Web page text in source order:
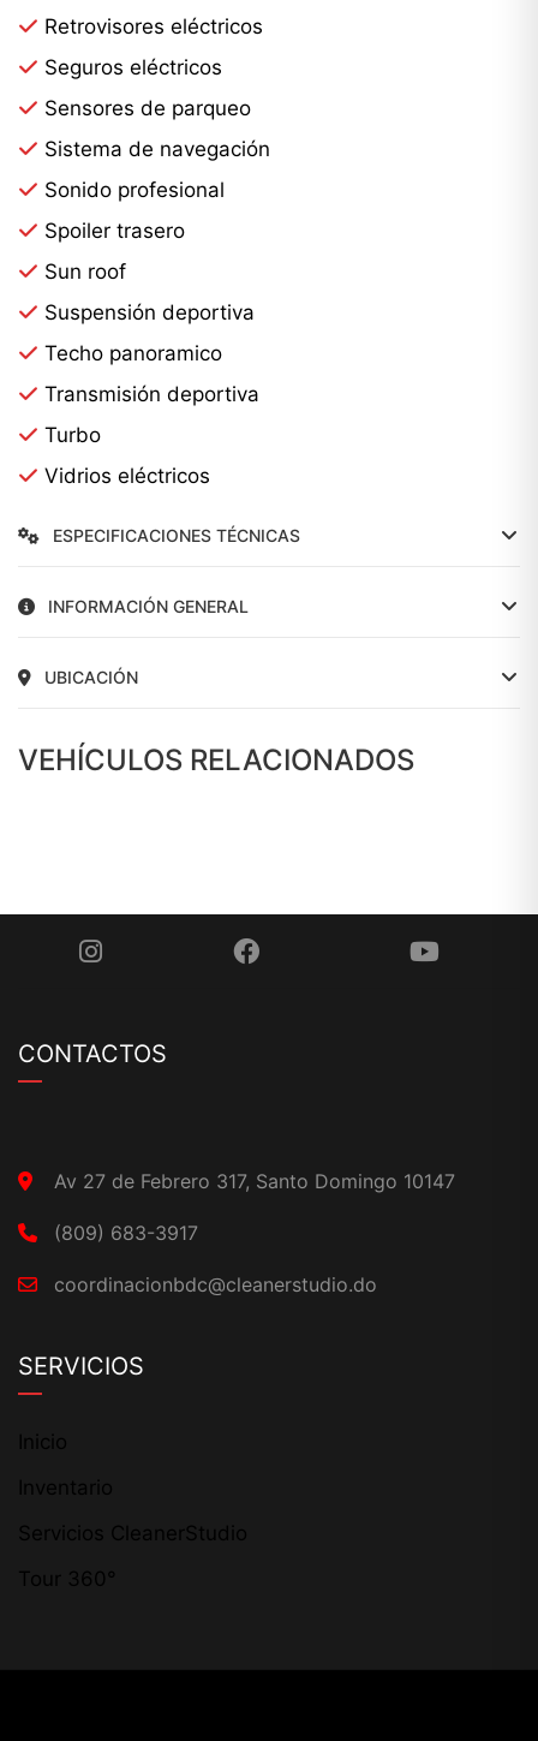
Retrovisores eléctricos
Seguros eléctricos
Sensores de parqueo
Sistema de navegación
Sonido profesional
Spoiler trasero
Sun roof
Suspensión deportiva
Techo panoramico
Transmisión deportiva
Turbo
Vidrios eléctricos
ESPECIFICACIONES TÉCNICAS
INFORMACIÓN GENERAL
UBICACIÓN
VEHÍCULOS RELACIONADOS
CONTACTOS
Av 27 de Febrero 317, Santo Domingo 10147
(809) 683-3917
coordinacionbdc@cleanerstudio.do
SERVICIOS
Inicio
Inventario
Servicios CleanerStudio
Tour 360°